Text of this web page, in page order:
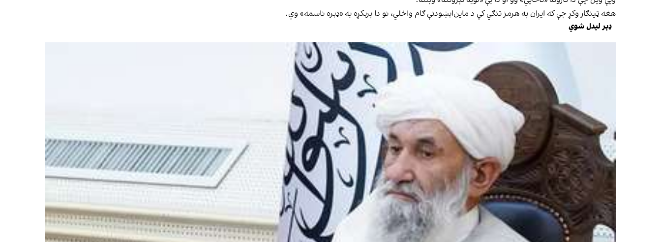
هغه ټينګار وکړ چې که ايران په هرمز تنګي کې د ماین‌اېښودنې ګام واخلي، نو دا پرېکړه به «ډېره ناسمه» وي.
ډېر لیدل شوي